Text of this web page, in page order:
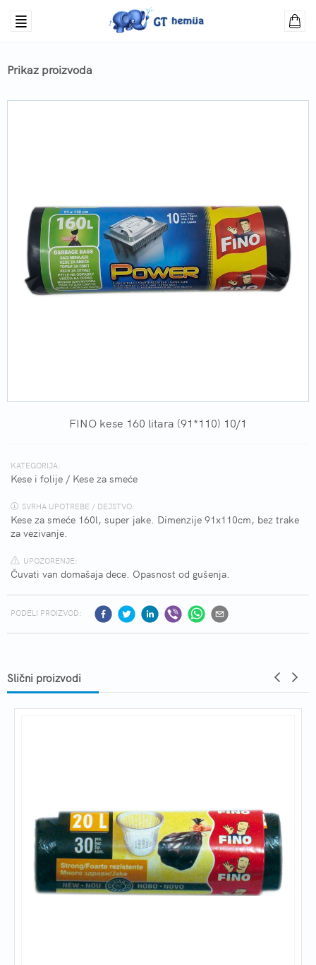
Prikaz proizvoda
FINO kese 160 litara (91*110) 10/1
KATEGORIJA:
Kese i folije / Kese za smeće
SVRHA UPOTREBE / DEJSTVO:
Kese za smeće 160l, super jake. Dimenzije 91x110cm, bez trake
za vezivanje.
UPOZORENJE:
Čuvati van domašaja dece. Opasnost od gušenja.
PODELI PROIZVOD:
Slični proizvodi